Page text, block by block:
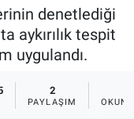
denetlediği
aykırılık tespit
uygulandı.
2
PAYLAŞIM